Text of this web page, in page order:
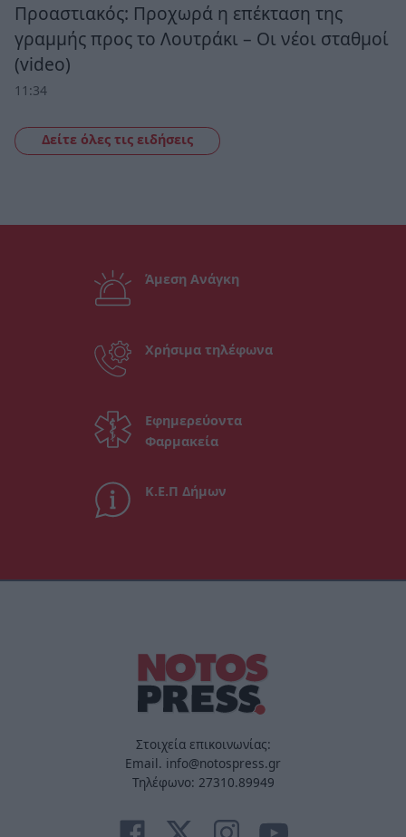
Προαστιακός: Προχωρά η επέκταση της
γραμμής προς το Λουτράκι – Οι νέοι σταθμοί
(video)
11:34
Δείτε όλες τις ειδήσεις
Άμεση Ανάγκη
Χρήσιμα τηλέφωνα
Εφημερεύοντα
Φαρμακεία
Κ.Ε.Π Δήμων
Στοιχεία επικοινωνίας:
Email. info@notospress.gr
Τηλέφωνο: 27310.89949